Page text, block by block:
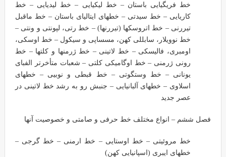
خط فریگیایی باستان – خط لیکیایی – خط لیدیایی – خط
کاریایی – خط سیدتی – خطهای ایتالیای باستان – خط ماقبل
تیررنی – خط اتروسکها (تیررنها) – خط رتی، لپونتی و ونتی –
خط نوویلار، سابللی کهن، مسساپی و سیکول – خط اوسکی،
اومبری، فالیسکی – خط لاتینی – خط ژرمنها و کلتها – خط
رونی ژرمنی – خط اوگامیکی کلتی – شعبات متأخرتر الفبای
یونانی – خط وستگوتی – خط قبطی و نوبیی – خطهای
اسلاوی – خطهای آلبانیایی – جنبش رو به رشد خط لاتینی در
عصر جدید
فصل ششم – انواع مختلف خط حرفی و صامتی و خصوصیت آنها
خط مروئیتی – خط اوستایی – خط ارمنی – خط گرجی –
خطهای ایبری (اسپانیایی کهن)